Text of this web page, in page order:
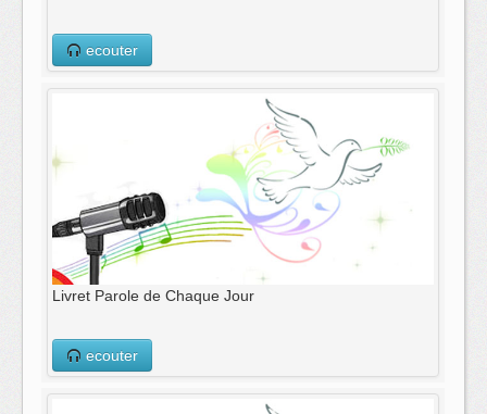
ecouter
Livret Parole de Chaque Jour
ecouter